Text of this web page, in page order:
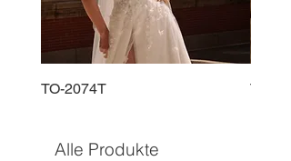
TO-2074T TO-
Alle Produkte